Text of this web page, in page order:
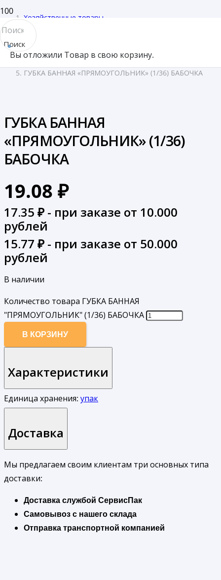
Поиск
товара
Вы отложили Товар в свою корзину.
Хозяйственные товары
Губки
/
ГУБКА БАННАЯ «ПРЯМОУГОЛЬНИК» (1/36) БАБОЧКА
ГУБКА БАННАЯ
«ПРЯМОУГОЛЬНИК» (1/36)
БАБОЧКА
19.08 ₽
17.35 ₽ - при заказе от 10.000
рублей
15.77 ₽ - при заказе от 50.000
рублей
В наличии
Количество товара ГУБКА БАННАЯ
"ПРЯМОУГОЛЬНИК" (1/36) БАБОЧКА
В КОРЗИНУ
Характеристики
Единица хранения: упак
Доставка
Мы предлагаем своим клиентам три основных типа
доставки:
Доставка службой СервисПак
Самовывоз с нашего склада
Отправка транспортной компанией